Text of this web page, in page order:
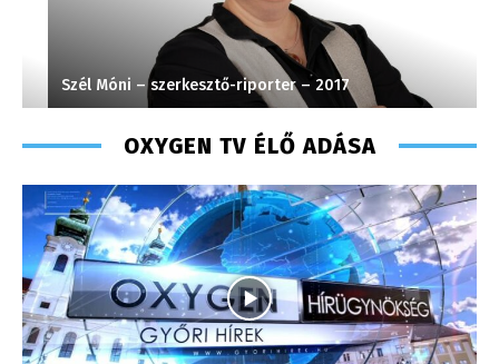
Szél Móni – szerkesztő-riporter – 2017
OXYGEN TV ÉLŐ ADÁSA